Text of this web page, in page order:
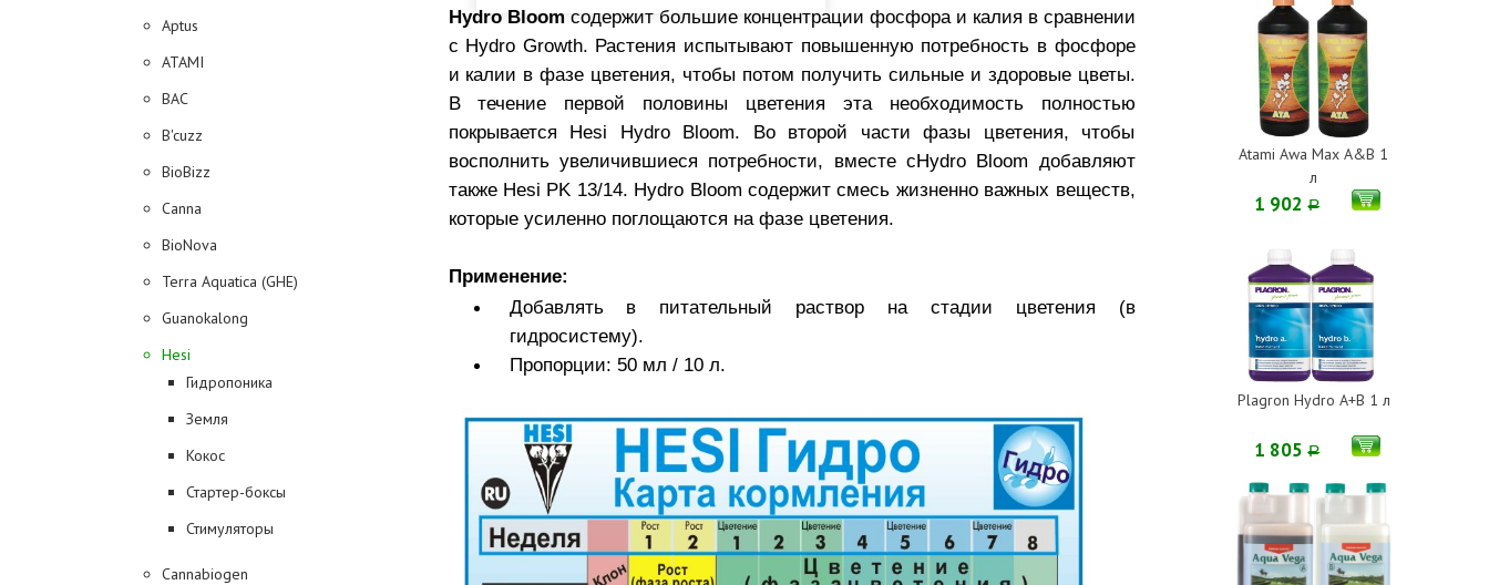
Aptus
ATAMI
BAC
B'cuzz
BioBizz
Canna
BioNova
Terra Aquatica (GHE)
Guanokalong
Hesi
Гидропоника
Земля
Кокос
Стартер-боксы
Стимуляторы
Cannabiogen
Atami Awa Max A&B 1
л
1 902Р
Plagron Hydro A+B 1 л
1 805Р
Hydro Bloomсодержит большие концентрации фосфора и калия в сравнении
с Hydro Growth. Растения испытывают повышенную потребность в фосфоре
и калии в фазе цветения, чтобы потом получить сильные и здоровые цветы.
В течение первой половины цветения эта необходимость полностью
покрывается Hesi Hydro Bloom. Во второй части фазы цветения, чтобы
восполнить увеличившиеся потребности, вместе сHydro Bloom добавляют
также Hesi PK 13/14. Hydro Bloom содержит смесь жизненно важных веществ,
которые усиленно поглощаются на фазе цветения.
Применение:
Добавлять в питательный раствор на стадии цветения (в
гидросистему).
Пропорции: 50 мл / 10 л.